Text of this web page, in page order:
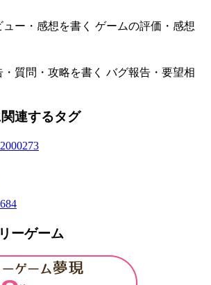
ュー・感想を書く ゲームの評価・感想
・質問・攻略を書く バグ報告・要望相
連するタグ
273
684
ーゲーム